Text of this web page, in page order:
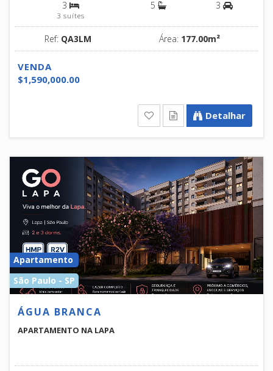
3
3 suítes
5 3
Ref: QA3LM Área: 177.00m²
VENDA
$1,590,000.00
Detalhar
Apartamento
São Paulo - SP
ÁGUA BRANCA
APARTAMENTO NA LAPA